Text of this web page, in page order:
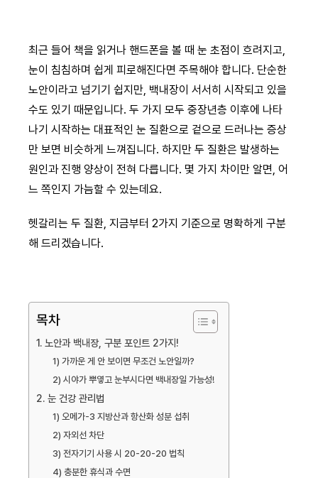
최근 들어 책을 읽거나 핸드폰을 볼 때 눈 초점이 흐려지고,
눈이 침침하며 쉽게 피로해진다면 주목해야 합니다. 단순한
노안이라고 넘기기 쉽지만, 백내장이 서서히 시작되고 있을
수도 있기 때문입니다. 두 가지 모두 중장년층 이후에 나타
나기 시작하는 대표적인 눈 질환으로 겉으로 드러나는 증상
만 보면 비슷하게 느껴집니다. 하지만 두 질환은 발생하는
원인과 진행 양상이 전혀 다릅니다. 몇 가지 차이만 알면, 어
느 쪽인지 가늠할 수 있는데요.
헷갈리는 두 질환, 지금부터 2가지 기준으로 명확하게 구분
해 드리겠습니다.
목차
1. 노안과 백내장, 구분 포인트 2가지!
1) 가까운 게 안 보이면 무조건 노안일까?
2) 시야가 뿌옇고 눈부시다면 백내장일 가능성!
2. 눈 건강 관리법
1) 오메가-3 지방산과 항산화 성분 섭취
2) 자외선 차단
3) 전자기기 사용 시 20-20-20 법칙
4) 충분한 휴식과 수면